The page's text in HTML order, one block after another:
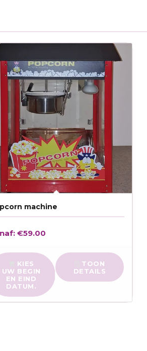
machine
€59.00
KIES
UW BEGIN
EN EIND
DATUM.
TOON
DETAILS